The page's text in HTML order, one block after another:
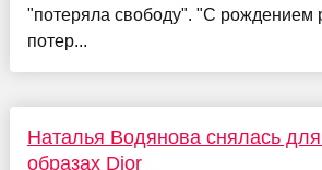
"потеряла свободу". "С рождением
потер...
Наталья Водянова снялась
образах Dior